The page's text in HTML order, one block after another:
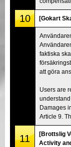
10 [Gokart
faktiska
att göra
Users are
Damages
Article 9.
11
[Brottslig
Activity